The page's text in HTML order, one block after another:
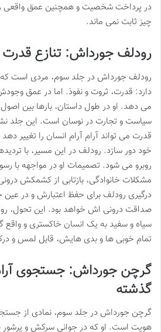
در پرداخت شخصیت و همچنین عمق واقعی
چیز ثابت نمی ماند.
رودلف جورداش: تنازع قدرت
رودلف جورداش در جلد سوم، مردی است
دارد: قدرت، ثروت و نفوذ. اما در عمق وجودش،
می دهد. او در طول داستان، بارها بین اصول
سیاست و تجارت در نوسان است. این جلد
قدرت می تواند آرام آرام انسان را تغییر دهد
خود دور سازد. رودلف در این مسیر، با
روبرو می شود. تصمیمات او در مواجهه با
مشکلات خانوادگی، بازتابی از کشمکش
درگیری رودلف برای حفظ اعتبارش و در عین
صداقت درونی اش خواهد بود. این تحول،
سیاه و سفید به یک انسان خاکستری و واقع
تمام خوبی ها و بدی هایش، قابل لمس و
گرچن جورداش: جستجوی
گذشته
گرچن جورداش در جلد سوم، نمادی از
هویت است. او که در جوانی سرکش و پرشور